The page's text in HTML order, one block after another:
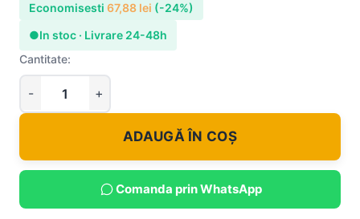
Economisesti 67,88 lei (-24%)
●In stoc · Livrare 24-48h
Cantitate:
ADAUGĂ ÎN COȘ
Comanda prin WhatsApp